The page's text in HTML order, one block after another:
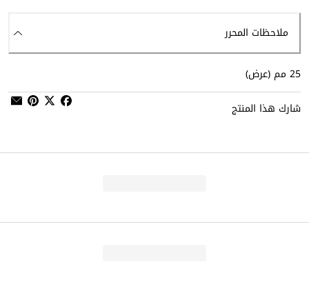
ملاحظات المحرر
25 مم (عرض)
شارك هذا المنتج